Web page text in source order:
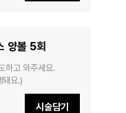
양볼 5회
하고 와주세요.
돼요.)
시술담기